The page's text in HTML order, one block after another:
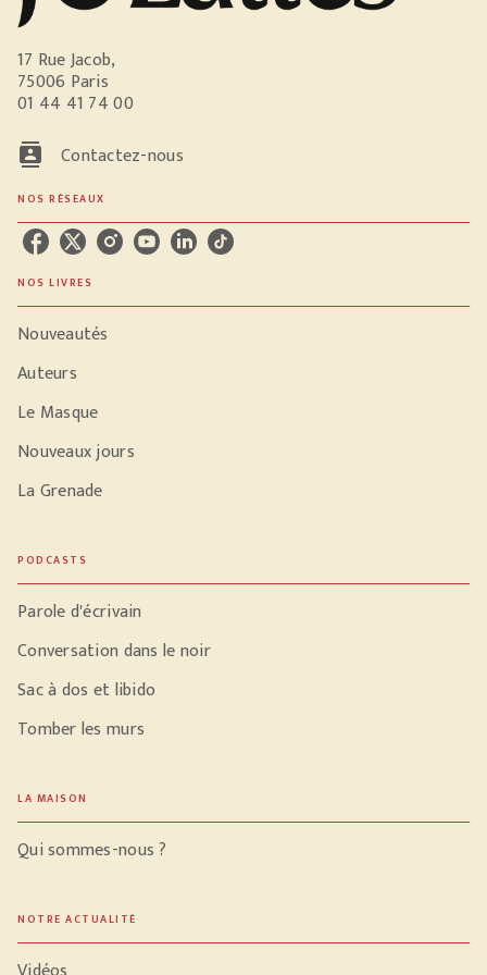
17 Rue Jacob,
75006 Paris
01 44 41 74 00
contacts Contactez-nous
NOS RÉSEAUX
NOS LIVRES
Nouveautés
Auteurs
Le Masque
Nouveaux jours
La Grenade
PODCASTS
Parole d'écrivain
Conversation dans le noir
Sac à dos et libido
Tomber les murs
LA MAISON
Qui sommes-nous ?
NOTRE ACTUALITÉ